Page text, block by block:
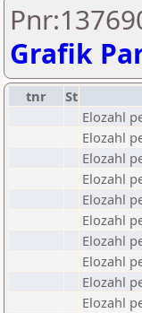
Grafik
tnr St
Elozahl
Elozahl
Elozahl
Elozahl
Elozahl
Elozahl
Elozahl
Elozahl
Elozahl
Elozahl